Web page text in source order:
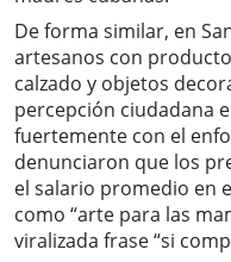
De forma similar, en
artesanos con
calzado y objetos
percepción ciudadana
fuertemente con el
denunciaron que los
el salario promedio en
como “arte para las
viralizada frase “si